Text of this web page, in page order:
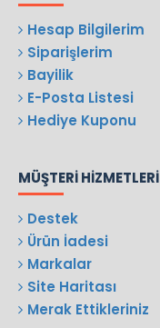
Hesap Bilgilerim
Siparişlerim
Bayilik
E-Posta Listesi
Hediye Kuponu
MÜŞTERI HIZMETLERI
Destek
Ürün İadesi
Markalar
Site Haritası
Merak Ettikleriniz